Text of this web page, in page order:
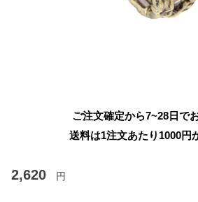
ご注文確定から7~28日で
送料は1注文あたり 1000円
2,620 円